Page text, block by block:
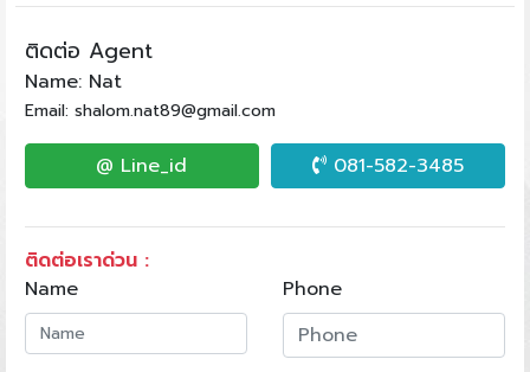
ติดต่อ Agent
Name: Nat
Email: shalom.nat89@gmail.com
@ Line_id 081-582-3485
ติดต่อเราด่วน :
Name
Phone